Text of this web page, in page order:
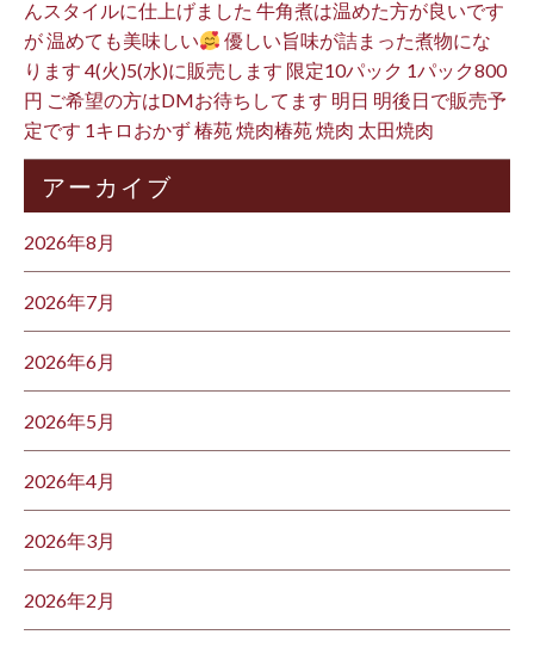
んスタイルに仕上げました 牛角煮は温めた方が良いです
が 温めても美味しい
優しい旨味が詰まった煮物にな
ります 4(火)5(水)に販売します 限定10パック 1パック800
円 ご希望の方はDMお待ちしてます 明日 明後日で販売予
定です 1キロおかず 椿苑 焼肉椿苑 焼肉 太田焼肉
アーカイブ
2026年8月
2026年7月
2026年6月
2026年5月
2026年4月
2026年3月
2026年2月